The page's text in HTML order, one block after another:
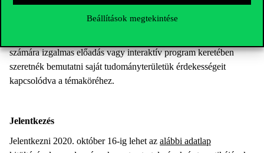
Beállítások megtekintése
megcélozni. Várjuk olyan oktatók, kutatók, kutatócsoportok,
számára izgalmas előadás vagy interaktív program keretében
szeretnék bemutatni saját tudományterületük érdekességeit
kapcsolódva a témaköréhez.
Jelentkezés
Jelentkezni 2020. október 16-ig lehet ​az alábbi adatlap